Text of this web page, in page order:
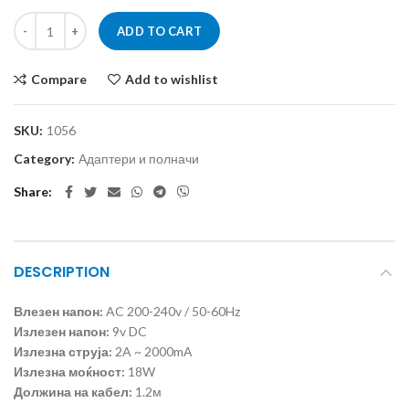
ADD TO CART
Compare Add to wishlist
SKU: 1056
Category: Адаптери и полначи
Share
DESCRIPTION
Влезен напон: AC 200-240v / 50-60Hz
Излезен напон: 9v DC
Излезна струја: 2A ~ 2000mА
Излезна моќност: 18W
Должина на кабел: 1.2м